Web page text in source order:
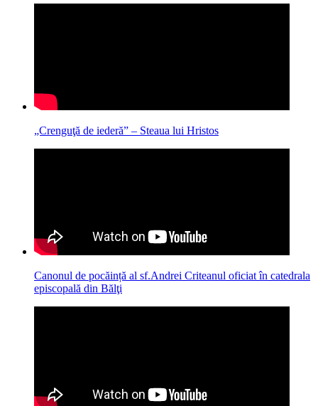
„Crenguţă de iederă” – Steaua lui Hristos
Canonul de pocăință al sf.Andrei Criteanul oficiat în catedrala
episcopală din Bălţi